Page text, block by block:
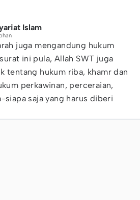
Islam
juga mengandung hukum
ini pula, Allah SWT juga
tentang hukum riba, khamr dan
perkawinan, perceraian,
siapa saja yang harus diberi